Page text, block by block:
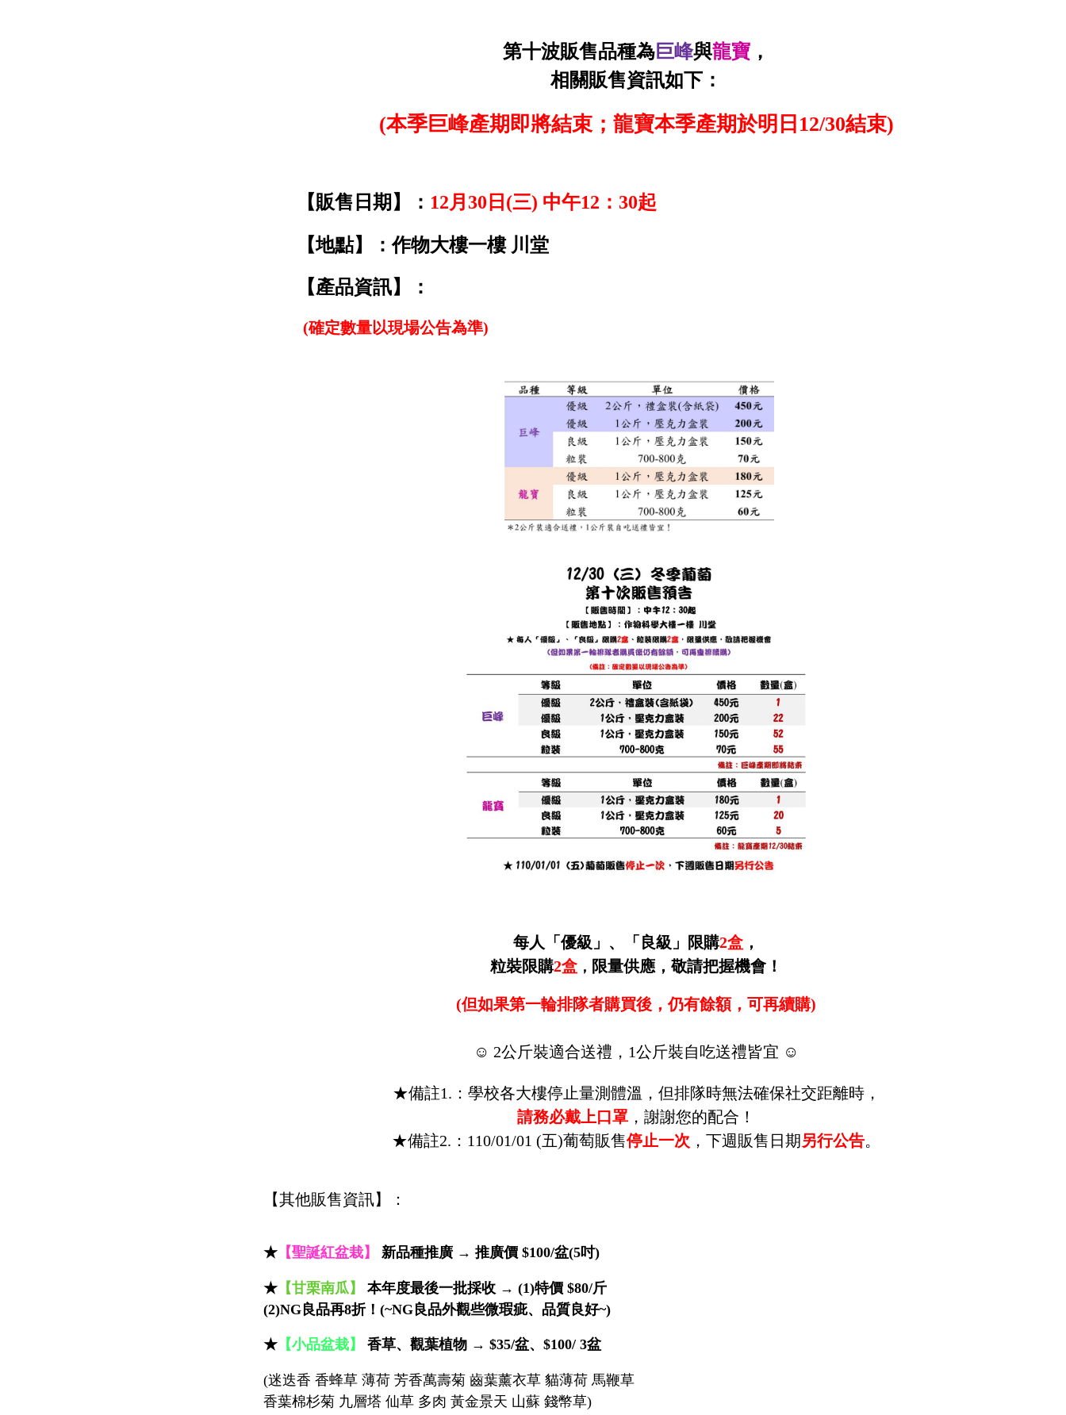
第十波販售品種為巨峰與龍寶 ，
相關販售資訊如下：
(本季巨峰產期即將結束；龍寶本季產期於明日 12/30結束)
【販售日期】： 12月 30 日 (三) 中午12 ： 30起
【地點】：作物大樓一樓 川堂
【產品資訊】：
(確定數量以現場公告為準)
每人「優級」、「良級」限購2盒 ，
粒裝限購2盒 ， 限量供應， 敬請把握機會！
(但如果第一輪排隊者購買後，仍有餘額，可再續購)
☺ 2公斤裝適合送禮， 1公斤裝自吃送禮皆宜 ☺
★備註1.：學校各大樓停止量測體溫，但排隊時無法確保社交距離時，
請務必戴上口罩 ，謝謝您的配合！
★備註2.： 110/01/01 (五)葡萄販售停止一次 ，下週販售日期 另行公告。
【其他販售資訊】：
★ 【聖誕紅盆栽】 新品種推廣 → 推廣價 $100/盆(5吋)
★ 【甘栗南瓜 】 本年度最後一批採收 → (1)特價 $80/斤
(2)NG良品再8折！ (~NG良品外觀些微瑕疵、品質良好~)
★ 【小品盆栽】 香草、觀葉植物 → $35/盆、 $100/ 3盆
(迷迭香 香蜂草 薄荷 芳香萬壽菊 齒葉薰衣草 貓薄荷 馬鞭草
香葉棉杉菊 九層塔 仙草 多肉 黃金景天 山蘇 錢幣草)